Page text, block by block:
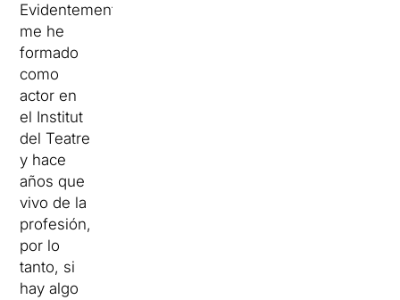
Evidentemente,
me he
formado
como
actor en
el Institut
del Teatre
y hace
años que
vivo de la
profesión,
por lo
tanto, si
hay algo